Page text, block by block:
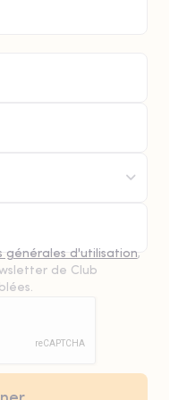
générales d'utilisation,
de Club